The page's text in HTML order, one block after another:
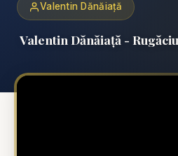
Valentin Dănăiață
Valentin Dănăiață -